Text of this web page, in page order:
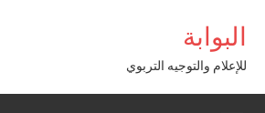
contenu
البوابة
للإعلام والتوجيه التربوي